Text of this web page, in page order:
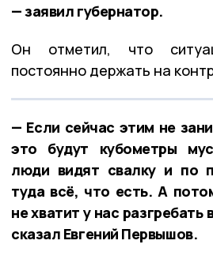
— заявил губернатор.
Он отметил, что
постоянно держать на
— Если сейчас этим не
это будут кубометры
люди видят свалку и по
туда всё, что есть. А
не хватит у нас
сказал Евгений Первышов.